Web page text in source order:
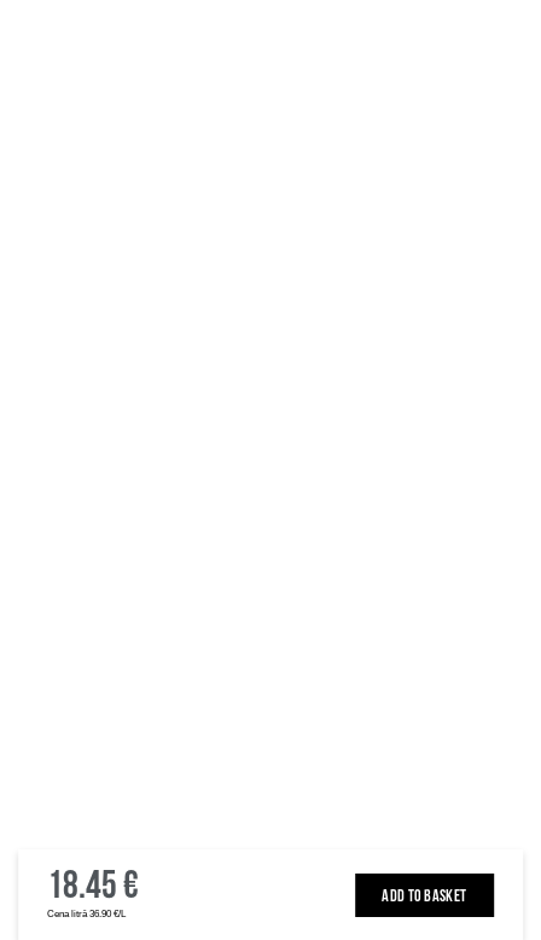
18.45 €
Cena litrā 36.90 €/L
ADD TO BASKET